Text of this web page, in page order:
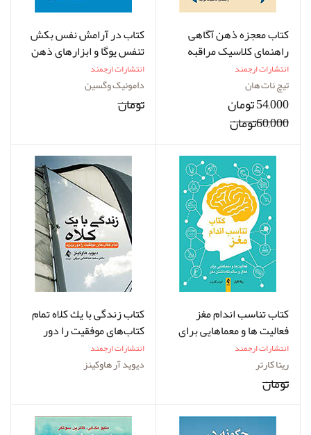
کتاب معجزه ذهن ‌آگاهی
راهنمای کلاسیک مراقبه
انتشارات ارجمند
تیچ نات هان
54,000 تومان
60,000تومان
کتاب در آرامش نفس بکش
تنفس یوگا و ابزارهای ذهن
‌آگاهی برای تسکین فوری
اضطراب
انتشارات ارجمند
دامونیک وگسین
تومان
کتاب تناسب اندام مغز
فعالیت‌ ها و معماهایی برای
فعال و سالم نگه‌ داشتن مغز
انتشارات ارجمند
ریتا کارتر
تومان
کتاب زندگی با یك كلاه تمام
كتاب‌های موفقیت را دور
بریزید
انتشارات ارجمند
دیوید آر هاوکینز